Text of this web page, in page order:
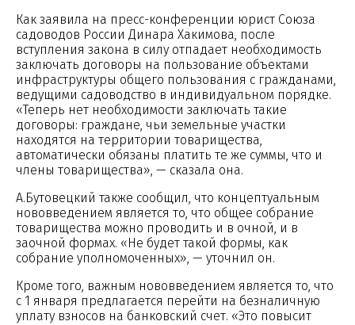
Как заявила на пресс-конференции юрист Союза
садоводов России Динара Хакимова, после
вступления закона в силу отпадает необходимость
заключать договоры на пользование объектами
инфраструктуры общего пользования с гражданами,
ведущими садоводство в индивидуальном порядке.
«Теперь нет необходимости заключать такие
договоры: граждане, чьи земельные участки
находятся на территории товарищества,
автоматически обязаны платить те же суммы, что и
члены товарищества», — сказала она.
А.Бутовецкий также сообщил, что концептуальным
нововведением является то, что общее собрание
товарищества можно проводить и в очной, и в
заочной формах. «Не будет такой формы, как
собрание уполномоченных», — уточнил он.
Кроме того, важным нововведением является то, что
с 1 января предлагается перейти на безналичную
уплату взносов на банковский счет. «Это повысит